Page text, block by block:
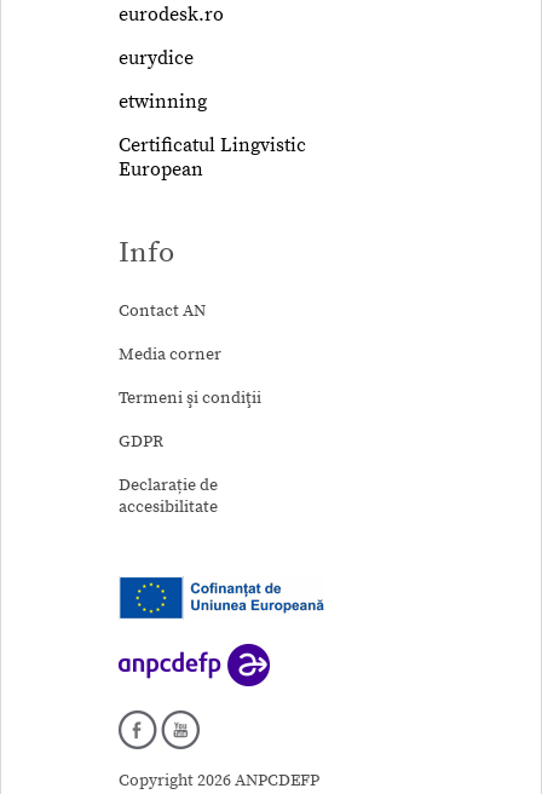
eurodesk.ro
eurydice
etwinning
Certificatul Lingvistic
European
Info
Contact AN
Media corner
Termeni şi condiţii
GDPR
Declarație de
accesibilitate
Copyright 2026 ANPCDEFP